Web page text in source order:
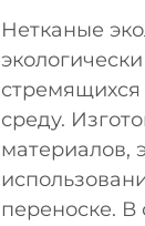
Нетканые
среду.
материалов,
переноске. В